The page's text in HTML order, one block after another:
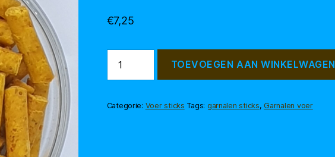
€7,25
sticks
50
aantal
TOEVOEGEN AAN WINKELWAGEN
Categorie: Voer sticks Tags: garnalen sticks,Garnalen voer